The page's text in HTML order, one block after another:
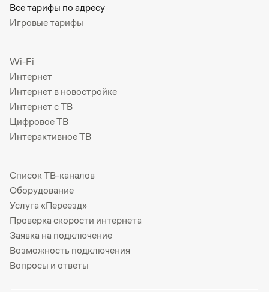
Все тарифы по адресу
Игровые тарифы
Wi-Fi
Интернет
Интернет в новостройке
Интернет с ТВ
Цифровое ТВ
Интерактивное ТВ
Список ТВ-каналов
Оборудование
Услуга «Переезд»
Проверка скорости интернета
Заявка на подключение
Возможность подключения
Вопросы и ответы